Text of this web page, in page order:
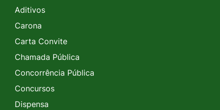
Aditivos
Carona
Carta Convite
Chamada Pública
Concorrência Pública
Concursos
Dispensa